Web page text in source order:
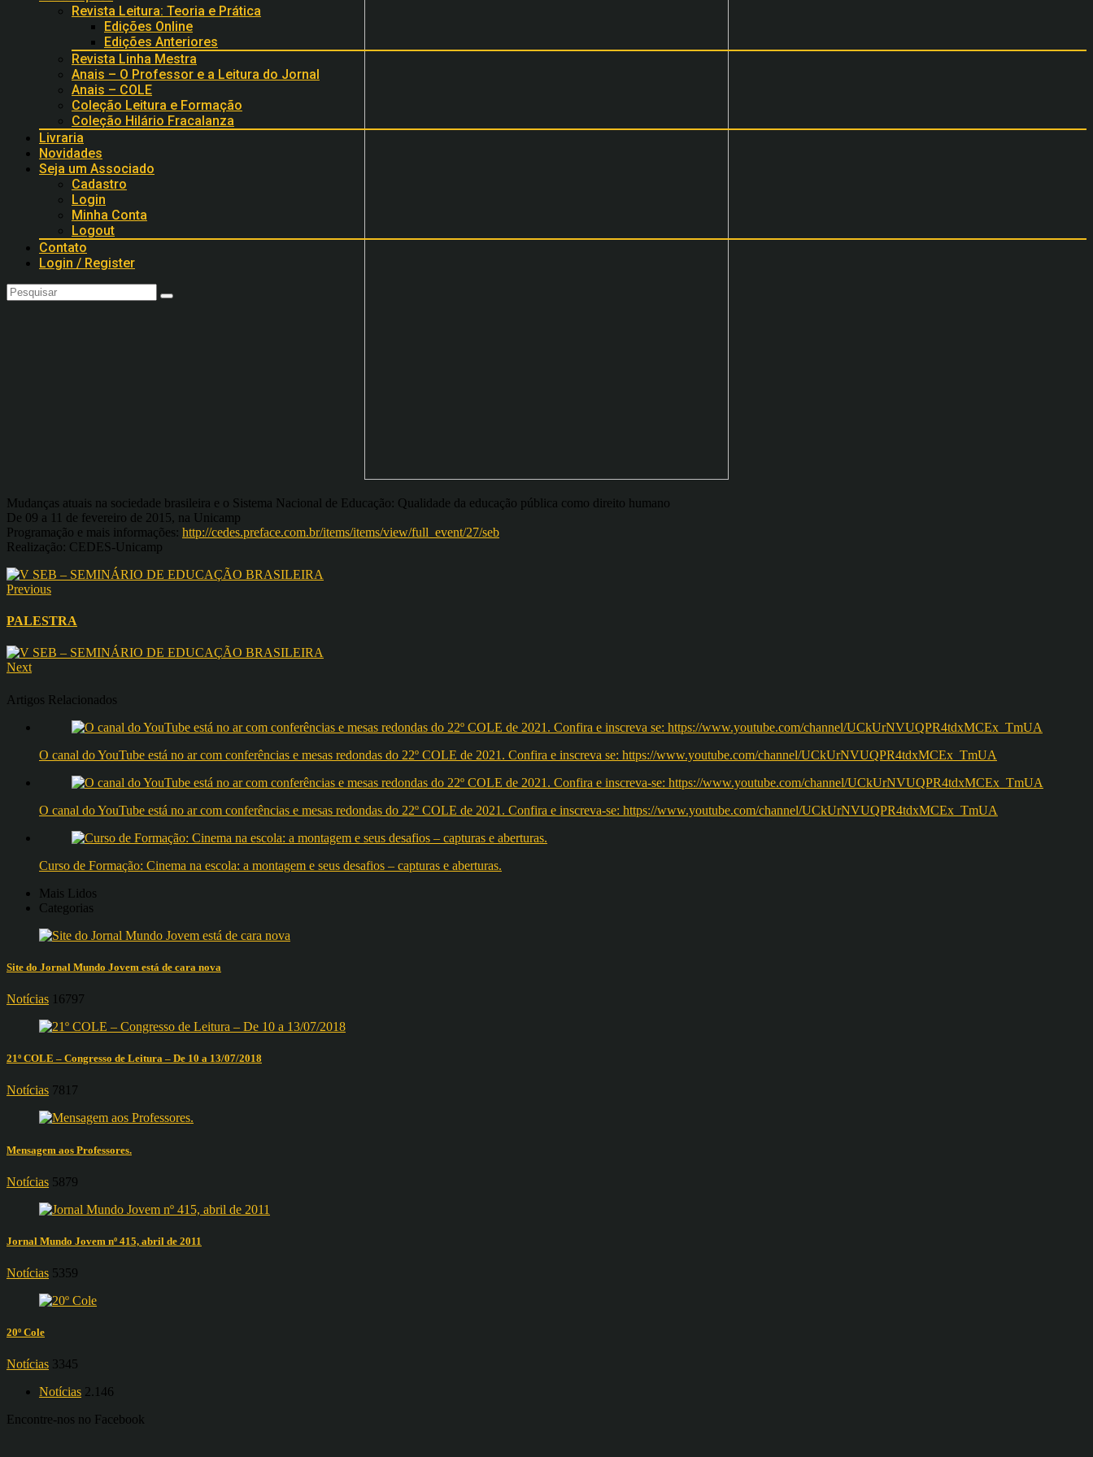
Revista Leitura: Teoria e Prática
Edições Online
Edições Anteriores
Revista Linha Mestra
Anais – O Professor e a Leitura do Jornal
Anais – COLE
Coleção Leitura e Formação
Coleção Hilário Fracalanza
Livraria
Novidades
Seja um Associado
Cadastro
Login
Minha Conta
Logout
Contato
Login / Register
Mudanças atuais na sociedade brasileira e o Sistema Nacional de Educação: Qualidade da educação pública como direito humano
De 09 a 11 de fevereiro de 2015, na Unicamp
Programação e mais informações: http://cedes.preface.com.br/items/items/view/full_event/27/seb
Realização: CEDES-Unicamp
Previous
PALESTRA
Next
Artigos Relacionados
O canal do YouTube está no ar com conferências e mesas redondas do 22º COLE de 2021. Confira e inscreva se: https://www.youtube.com/channel/UCkUrNVUQPR4tdxMCEx_TmUA
O canal do YouTube está no ar com conferências e mesas redondas do 22º COLE de 2021. Confira e inscreva-se: https://www.youtube.com/channel/UCkUrNVUQPR4tdxMCEx_TmUA
Curso de Formação: Cinema na escola: a montagem e seus desafios – capturas e aberturas.
Mais Lidos
Categorias
Site do Jornal Mundo Jovem está de cara nova
Notícias 16797
21º COLE – Congresso de Leitura – De 10 a 13/07/2018
Notícias 7817
Mensagem aos Professores.
Notícias 5879
Jornal Mundo Jovem nº 415, abril de 2011
Notícias 5359
20º Cole
Notícias 3345
Notícias 2.146
Encontre-nos no Facebook